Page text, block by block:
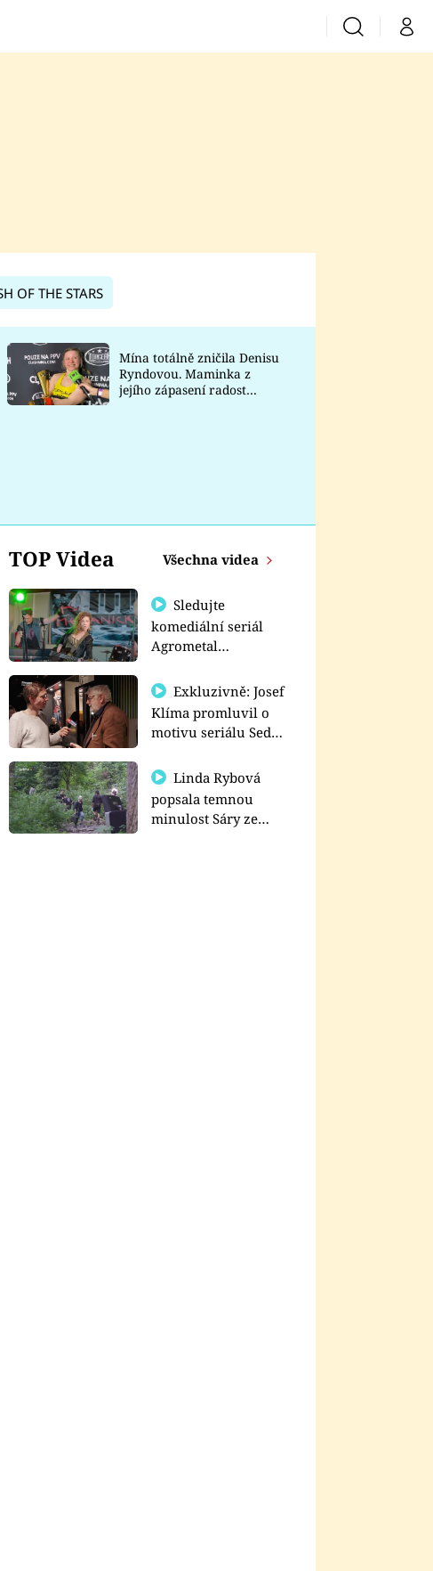
VyhledáváníMůj
Prima Lajk
Sledujte nás
OF THE STARS
Mína totálně zničila Denisu
Ryndovou. Maminka z
jejího zápasení radost
TOP Videa Všechna videa
Sledujte
komediální seriál
Agrometal
prima+
Exkluzivně: Josef
Klíma promluvil o
motivu seriálu Sedm
Linda Rybová
popsala temnou
minulost Sáry ze